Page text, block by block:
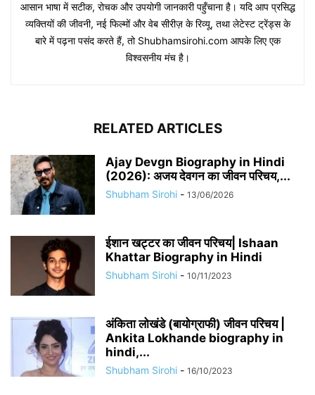
आसान भाषा में सटीक, रोचक और उपयोगी जानकारी पहुँचाना है। यदि आप प्रसिद्ध
व्यक्तियों की जीवनी, नई फिल्मों और वेब सीरीज़ के रिव्यू, तथा लेटेस्ट ट्रेंड्स के
बारे में पढ़ना पसंद करते हैं, तो Shubhamsirohi.com आपके लिए एक
विश्वसनीय मंच है।
RELATED ARTICLES
Ajay Devgn Biography in Hindi
(2026): अजय देवगन का जीवन परिचय,...
Shubham Sirohi - 13/06/2026
​​ईशान खट्टर का जीवन परिचय| Ishaan
Khattar Biography in Hindi
Shubham Sirohi - 10/11/2023
अंकिता लोखंडे (बायोग्राफी) जीवन परिचय |
Ankita Lokhande biography in
hindi,...
Shubham Sirohi - 16/10/2023